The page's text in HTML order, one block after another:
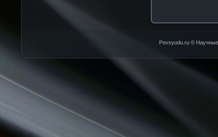
Povsyudu.ru © Научные